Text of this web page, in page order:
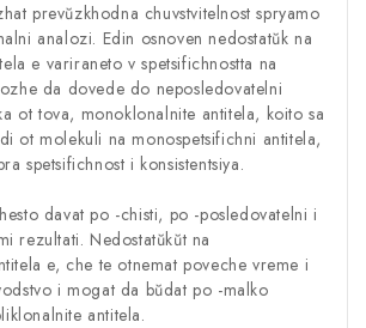
prevŭzkhodna chuvstvitelnost spryamo
analozi. Edin osnoven nedostatŭk na
e variraneto v spetsifichnostta na
da dovede do neposledovatelni
ot tova, monoklonalnite antitela, koito sa
ot molekuli na monospetsifichni antitela,
spetsifichnost i konsistentsiya.
davat po -chisti, po -posledovatelni i
rezultati. Nedostatŭkŭt na
e, che te otnemat poveche vreme i
i mogat da bŭdat po -malko
antitela.